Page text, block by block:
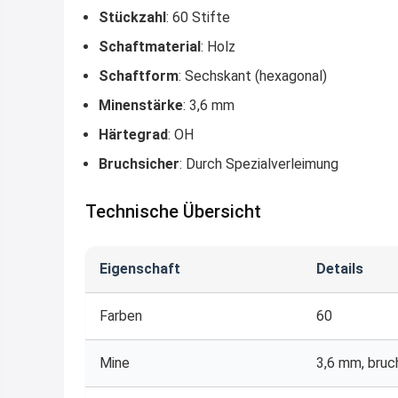
Stückzahl: 60 Stifte
Schaftmaterial: Holz
Schaftform: Sechskant (hexagonal)
Minenstärke: 3,6 mm
Härtegrad: OH
Bruchsicher: Durch Spezialverleimung
Technische Übersicht
Eigenschaft Details
Farben 60
Mine 3,6 mm,